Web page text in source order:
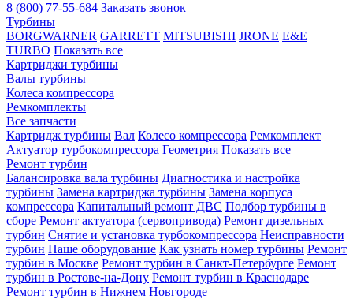
8 (800) 77-55-684 Заказать звонок
Турбины
BORGWARNER GARRETT MITSUBISHI JRONE E&E
TURBO Показать все
Картриджи турбины
Валы турбины
Колеса компрессора
Ремкомплекты
Все запчасти
Картридж турбины Вал Колесо компрессора Ремкомплект
Актуатор турбокомпрессора Геометрия Показать все
Ремонт турбин
Балансировка вала турбины Диагностика и настройка
турбины Замена картриджа турбины Замена корпуса
компрессора Капитальный ремонт ДВС Подбор турбины в
сборе Ремонт актуатора (сервопривода) Ремонт дизельных
турбин Снятие и установка турбокомпрессора Неисправности
турбин Наше оборудование Как узнать номер турбины Ремонт
турбин в Москве Ремонт турбин в Санкт-Петербурге Ремонт
турбин в Ростове-на-Дону Ремонт турбин в Краснодаре
Ремонт турбин в Нижнем Новгороде